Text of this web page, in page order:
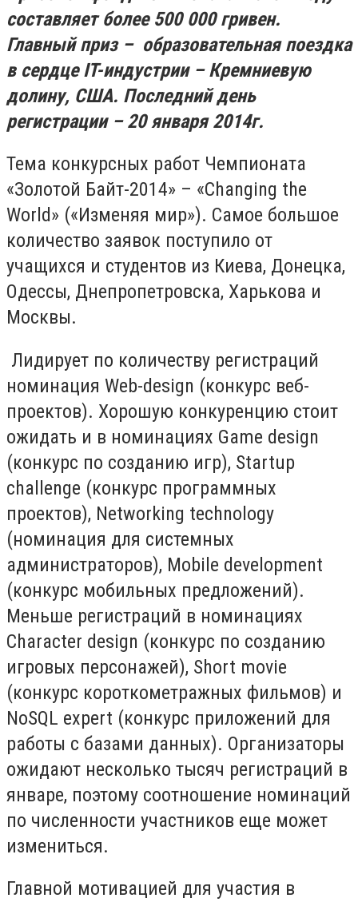
составляет более 500000 гривен.
Главный приз – образовательная поездка
в сердце IT-индустрии – Кремниевую
долину, США. Последний день
регистрации – 20 января 2014г.
Тема конкурсных работ Чемпионата
«Золотой Байт-2014» – «Сhanging the
World» («Изменяя мир»). Самое большое
количество заявок поступило от
учащихся и студентов из Киева, Донецка,
Одессы, Днепропетровска, Харькова и
Москвы.
Лидирует по количеству регистраций
номинация Web-design (конкурс веб-
проектов). Хорошую конкуренцию стоит
ожидать и в номинациях Game design
(конкурс по созданию игр), Startup
challenge (конкурс программных
проектов), Networking technology
(номинация для системных
администраторов), Mobile development
(конкурс мобильных предложений).
Меньше регистраций в номинациях
Character design (конкурс по созданию
игровых персонажей), Short movie
(конкурс короткометражных фильмов) и
NoSQL expert (конкурс приложений для
работы с базами данных). Организаторы
ожидают несколько тысяч регистраций в
январе, поэтому соотношение номинаций
по численности участников еще может
измениться.
Главной мотивацией для участия в